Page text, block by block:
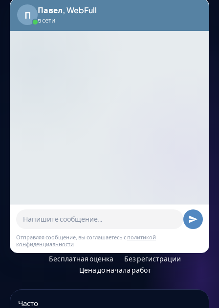
П Павел, WebFull
в сети
Отправляя сообщение, вы соглашаетесь с политикой
конфиденциальности
Бесплатная оценка
Без регистрации
Цена до начала работ
Часто